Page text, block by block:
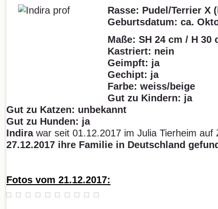
Rasse: Pudel/Terrier X
Geburtsdatum: ca.
Maße: SH 24 cm / H 30
Kastriert: nein
Geimpft: ja
Gechipt: ja
Farbe: weiss/beige
Gut zu Kindern: ja
Gut zu Katzen: unbekannt
Gut zu Hunden: ja
Indira war seit 01.12.2017 im Julia Tierheim auf
27.12.2017 ihre Familie in Deutschland
Fotos vom 21.12.2017: